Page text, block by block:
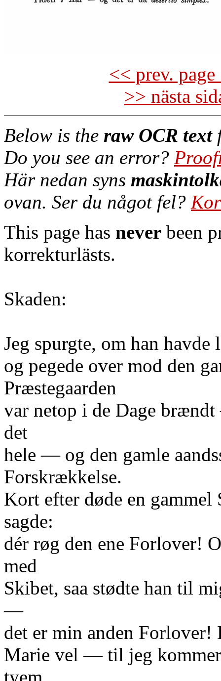
<< prev.
>> nästa
Below is the raw OCR text
Do you see an error?
Här nedan syns
ovan. Ser du något fel?
This page has never been
korrekturlästs.
Skaden:
Jeg spurgte, om han
og pegede over mod den
Præstegaarden
var netop i de Dage
det
hele — og den gamle
Forskrækkelse.
Kort efter døde en
sagde:
dér røg den ene Forlover!
med
Skibet, saa stødte han til
—
det er min anden Forlover!
Marie vel — til jeg